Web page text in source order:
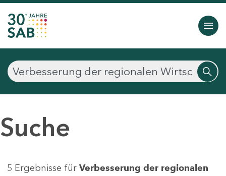
Suche
5 Ergebnisse für Verbesserung der regionalen